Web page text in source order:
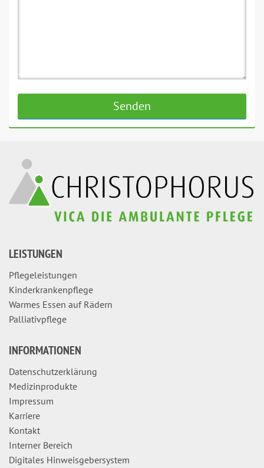
LEISTUNGEN
Pflegeleistungen
Kinderkrankenpflege
Warmes Essen auf Rädern
Palliativpflege
INFORMATIONEN
Datenschutzerklärung
Medizinprodukte
Impressum
Karriere
Kontakt
Interner Bereich
Digitales Hinweisgebersystem